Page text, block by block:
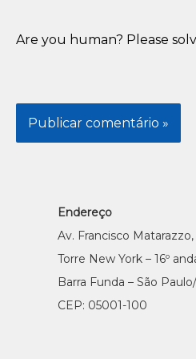
Are you human? Please
Endereço
Av. Francisco Matarazzo,
Torre New York – 16º
Barra Funda – São
CEP: 05001-100